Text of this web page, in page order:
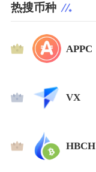
热搜币种
1 APPC
2 VX
3 HBCH